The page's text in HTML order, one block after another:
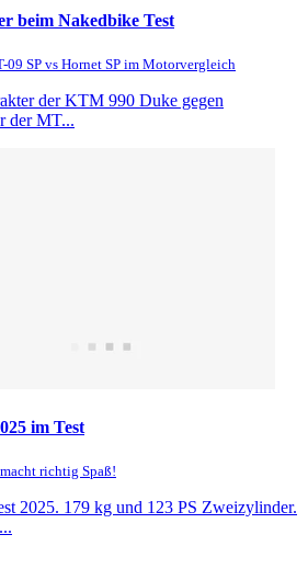
beim Nakedbike Test
SP vs Hornet SP im Motorvergleich
der KTM 990 Duke gegen
der MT...
im Test
richtig Spaß!
2025. 179 kg und 123 PS Zweizylinder.